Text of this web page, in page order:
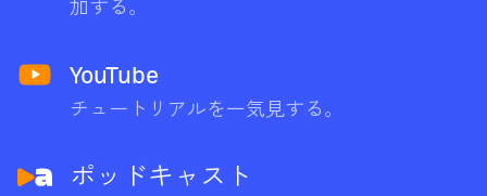
加する。
YouTube
チュートリアルを一気見する。
ポッドキャスト